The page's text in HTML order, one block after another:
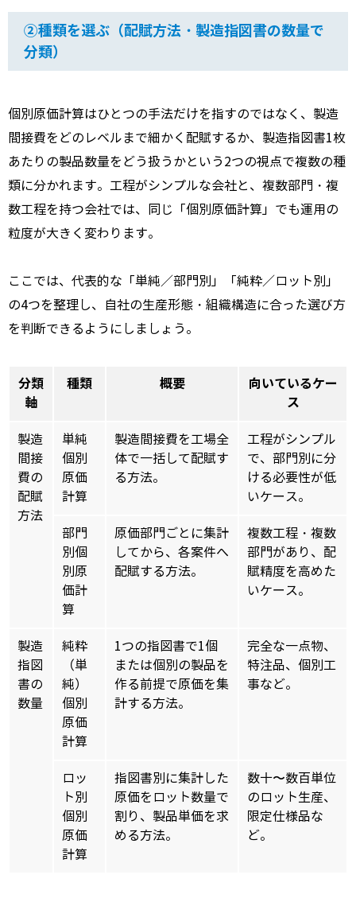
②種類を選ぶ（配賦方法・製造指図書の数量で
分類）
個別原価計算はひとつの手法だけを指すのではなく、製造
間接費をどのレベルまで細かく配賦するか、製造指図書1枚
あたりの製品数量をどう扱うかという2つの視点で複数の種
類に分かれます。工程がシンプルな会社と、複数部門・複
数工程を持つ会社では、同じ「個別原価計算」でも運用の
粒度が大きく変わります。
ここでは、代表的な「単純／部門別」「純粋／ロット別」
の4つを整理し、自社の生産形態・組織構造に合った選び方
を判断できるようにしましょう。
分類
軸
種類 概要
向いているケー
ス
製造
間接
費の
配賦
方法
単純
個別
原価
計算
製造間接費を工場全
体で一括して配賦す
る方法。
工程がシンプル
で、部門別に分
ける必要性が低
いケース。
部門
別個
別原
価計
算
原価部門ごとに集計
してから、各案件へ
配賦する方法。
複数工程・複数
部門があり、配
賦精度を高めた
いケース。
製造
指図
書の
数量
純粋
（単
純）
個別
原価
計算
1つの指図書で1個
または個別の製品を
作る前提で原価を集
計する方法。
完全な一点物、
特注品、個別工
事など。
ロッ
ト別
個別
原価
計算
指図書別に集計した
原価をロット数量で
割り、製品単価を求
める方法。
数十〜数百単位
のロット生産、
限定仕様品な
ど。